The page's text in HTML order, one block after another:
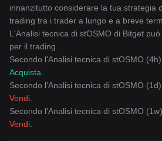
innanzitutto considerare la tua strategia
trading tra i trader a lungo e a breve
L'Analisi tecnica di stOSMO di Bitget
per il trading.
Secondo l'Analisi tecnica di stOSMO
Acquista
Secondo l'Analisi tecnica di stOSMO
Vendi
Secondo l'Analisi tecnica di stOSMO
Vendi